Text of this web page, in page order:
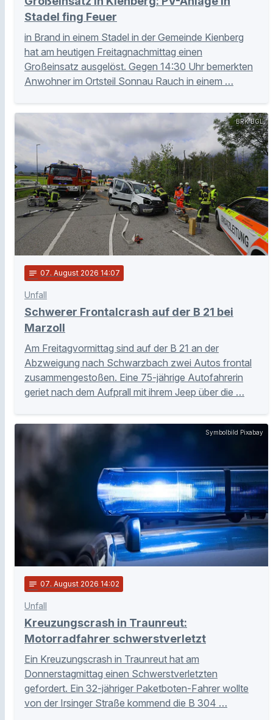
Stadel fing Feuer
in Brand in einem Stadel in der Gemeinde Kienberg
hat am heutigen Freitagnachmittag einen
Großeinsatz ausgelöst. Gegen 14:30 Uhr bemerkten
Anwohner im Ortsteil Sonnau Rauch in einem …
BRK BGL
notes 07. August 2026 14:07
Unfall
Schwerer Frontalcrash auf der B 21 bei
Marzoll
Am Freitagvormittag sind auf der B 21 an der
Abzweigung nach Schwarzbach zwei Autos frontal
zusammengestoßen. Eine 75-jährige Autofahrerin
geriet nach dem Aufprall mit ihrem Jeep über die …
Symbolbild Pixabay
notes 07. August 2026 14:02
Unfall
Kreuzungscrash in Traunreut:
Motorradfahrer schwerstverletzt
Ein Kreuzungscrash in Traunreut hat am
Donnerstagmittag einen Schwerstverletzten
gefordert. Ein 32-jähriger Paketboten-Fahrer wollte
von der Irsinger Straße kommend die B 304 …